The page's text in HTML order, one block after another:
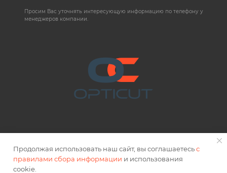
Просим Вас уточнять интересующую информацию по телефону у
менеджеров компании.
2026 © OPTICUT
Продолжая использовать наш сайт, вы соглашаетесьс
правилами сбора информации и использования
cookie.